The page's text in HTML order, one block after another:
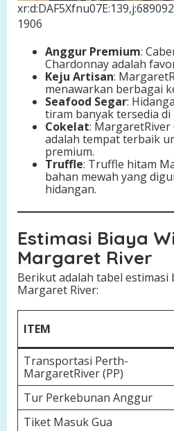
1906
Anggur Premium:
Chardonnay adalah
Keju Artisan:
menawarkan berbagai
Seafood Segar:
tiram banyak tersedia
Cokelat: MargaretRiver
adalah tempat terbaik
premium.
Truffle: Truffle hitam
bahan mewah yang
hidangan.
Estimasi Biaya
Margaret River
Berikut adalah tabel estimasi
Margaret River:
ITEM
Transportasi Perth-
MargaretRiver (PP)
Tur Perkebunan Anggur
Tiket Masuk Gua